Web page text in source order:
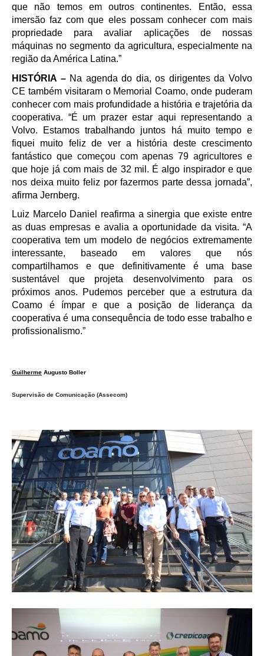
que não temos em outros continentes. Então, essa
imersão faz com que eles possam conhecer com mais
propriedade para avaliar aplicações de nossas
máquinas no segmento da agricultura, especialmente na
região da América Latina.”
HISTÓRIA –Na agenda do dia, os dirigentes da Volvo
CE também visitaram o Memorial Coamo, onde puderam
conhecer com mais profundidade a história e trajetória da
cooperativa. “É um prazer estar aqui representando a
Volvo. Estamos trabalhando juntos há muito tempo e
fiquei muito feliz de ver a história deste crescimento
fantástico que começou com apenas 79 agricultores e
que hoje já com mais de 32 mil. É algo inspirador e que
nos deixa muito feliz por fazermos parte dessa jornada”,
afirma Jernberg.
Luiz Marcelo Daniel reafirma a sinergia que existe entre
as duas empresas e avalia a oportunidade da visita. “A
cooperativa tem um modelo de negócios extremamente
interessante, baseado em valores que nós
compartilhamos e que definitivamente é uma base
sustentável que projeta desenvolvimento para os
próximos anos. Pudemos perceber que a estrutura da
Coamo é ímpar e que a posição de liderança da
cooperativa é uma consequência de todo esse trabalho e
profissionalismo.”
Guilherme Augusto Boller
Supervisão de Comunicação (Assecom)